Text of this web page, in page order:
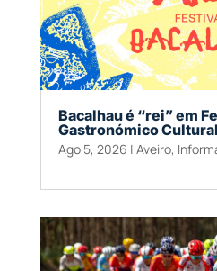
Bacalhau é “rei” em
Gastronómico Cultural
Ago 5, 2026 | Aveiro,